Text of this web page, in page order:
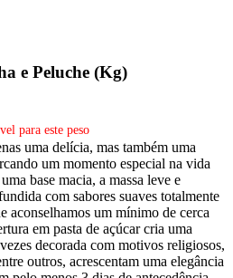
e Peluche (Kg)
para este peso
uma delícia, mas também uma
um momento especial na vida
base macia, a massa leve e
com sabores suaves totalmente
aconselhamos um mínimo de cerca
em pasta de açúcar cria uma
decorada com motivos religiosos,
outros, acrescentam uma elegância